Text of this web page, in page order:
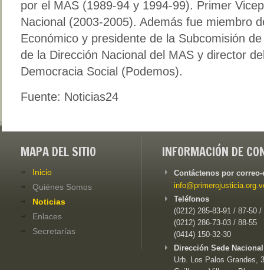
por el MAS (1989-94 y 1994-99). Primer
Nacional (2003-2005). Además fue miembro
Económico y presidente de la Subcomisión
de la Dirección Nacional del MAS y director
Democracia Social (Podemos).
Fuente: Noticias24
MAPA DEL SITIO
Inicio
Quiénes Somos
Noticias
Enlaces
Secretarías
INFORMACIÓN DE
Contáctenos por
Teléfonos
(0212) 285-83-91 / 87-50 /
(0212) 286-73-03 / 88-55
(0414) 150-32-30
Dirección Sede
Urb. Los Palos Grandes,